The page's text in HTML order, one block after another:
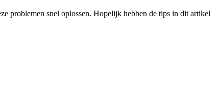
problemen snel oplossen. Hopelijk hebben de tips in dit artikel